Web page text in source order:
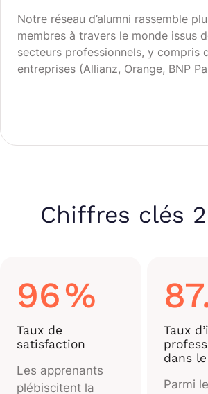
Notre réseau d’alumni rassemble
membres à travers le monde issus
secteurs professionnels, y compris
entreprises (Allianz, Orange, BNP
Chiffres clés
96%
Taux de
satisfaction
Les apprenants
plébiscitent la
Taux
dans
Parmi